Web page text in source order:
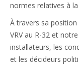
normes relatives à
À travers sa
VRV au R-32 et
installateurs, les
et les décideurs